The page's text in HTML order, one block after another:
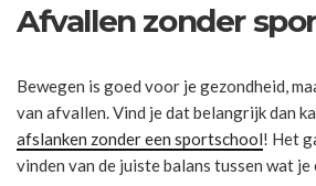
Afvallen zonder
Bewegen is goed voor je gezondheid,
van afvallen. Vind je dat belangrijk dan
afslanken zonder een sportschool! Het
vinden van de juiste balans tussen wat